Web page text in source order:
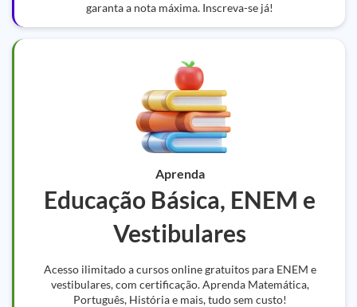
garanta a nota máxima. Inscreva-se já!
Aprenda
Educação Básica, ENEM e
Vestibulares
Acesso ilimitado a cursos online gratuitos para ENEM e
vestibulares, com certificação. Aprenda Matemática,
Português, História e mais, tudo sem custo!